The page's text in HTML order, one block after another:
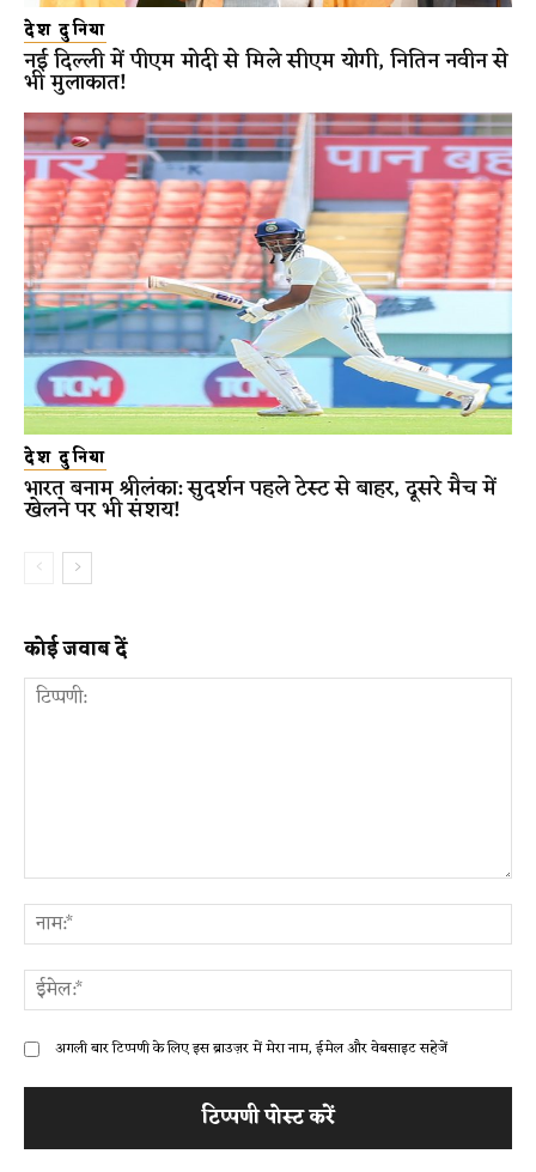
देश दुनिया
नई दिल्ली में पीएम मोदी से मिले सीएम योगी, नितिन नवीन से
भी मुलाकात!
देश दुनिया
भारत बनाम श्रीलंका: सुदर्शन पहले टेस्ट से बाहर, दूसरे मैच में
खेलने पर भी संशय!
कोई जवाब दें
अगली बार टिप्पणी के लिए इस ब्राउज़र में मेरा नाम, ईमेल और वेबसाइट सहेजें